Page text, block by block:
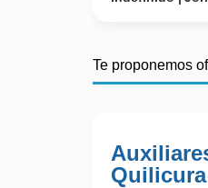
Te proponemos
Quilicura